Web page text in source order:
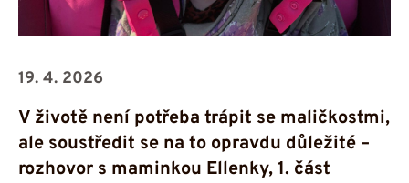
19. 4. 2026
V životě není potřeba trápit se maličkostmi,
ale soustředit se na to opravdu důležité –
rozhovor s maminkou Ellenky, 1. část